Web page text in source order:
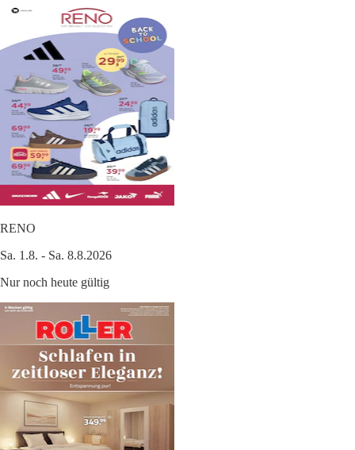
RENO
Sa. 1.8. - Sa. 8.8.2026
Nur noch heute gültig